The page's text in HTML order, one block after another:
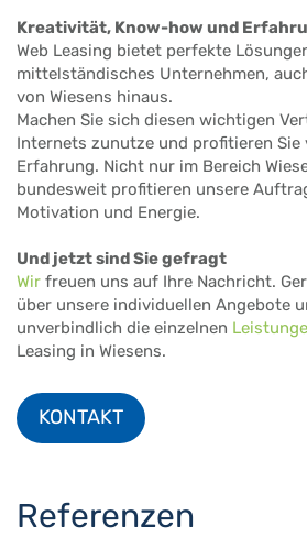
Kreativität, Know-how und
Web Leasing bietet perfekte
mittelständisches Unternehmen,
von Wiesens hinaus.
Machen Sie sich diesen wichtigen
Internets zunutze und profitieren Sie
Erfahrung. Nicht nur im Bereich
bundesweit profitieren unsere
Motivation und Energie.
Und jetzt sind Sie gefragt
Wir freuen uns auf Ihre Nachricht.
über unsere individuellen Angebote
unverbindlich die einzelnen
Leasing in Wiesens.
KONTAKT
Referenzen